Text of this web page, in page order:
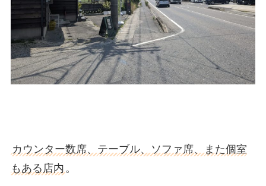
カウンター数席、テーブル、ソファ席、また個室
もある店内 。